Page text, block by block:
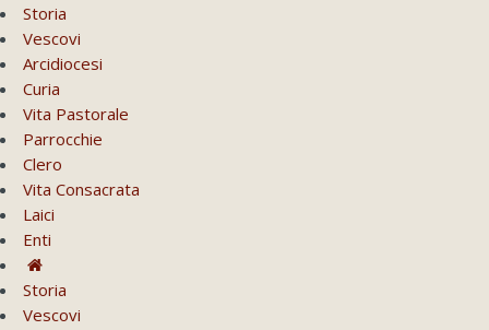
Storia
Vescovi
Arcidiocesi
Curia
Vita Pastorale
Parrocchie
Clero
Vita Consacrata
Laici
Enti
Storia
Vescovi